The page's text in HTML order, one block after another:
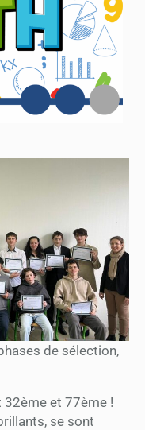
de sélection,
et 77ème !
se sont